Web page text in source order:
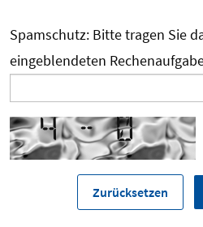
Spamschutz: Bitte tragen Sie
eingeblendeten